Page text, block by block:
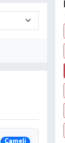
Çameli